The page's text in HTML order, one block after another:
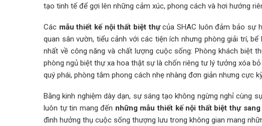
tạo tinh tế để gợi lên những cảm xúc, phong cách và hơi hướng
Các mẫu thiết kế nội thất biệt thựcủa SHAC luôn đảm bảo sự
quan sân vườn, tiểu cảnh với các tiện ích nhưng phòng giải trí,
nhất về công năng và chất lượng cuộc sống: Phòng khách biệt
phòng ngủ biệt thự xa hoa thật sự là chốn riêng tư lý tưởng xóa
quý phái, phòng tắm phong cách nhẹ nhàng đơn giản nhưng cực
Bằng kinh nghiệm dày dạn, sự sáng tạo không ngừng nghỉ cùng
luôn tự tin mang đến những mẫu thiết kế nội thất biệt thự
đình hưởng thụ cuộc sống thượng lưu trong không gian mang